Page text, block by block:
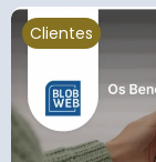
Clientes